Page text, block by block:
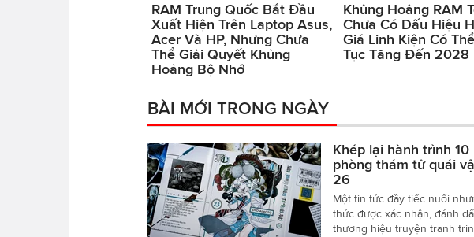
RAM Trung Quốc Bắt Đầu
Xuất Hiện Trên Laptop Asus,
Acer Và HP, Nhưng Chưa
Thể Giải Quyết Khủng
Hoảng Bộ Nhớ
Khủng Hoảng RAM
Chưa Có Dấu Hiệu
Giá Linh Kiện Có
Tục Tăng Đến 2028
BÀI MỚI TRONG NGÀY
Khép lại hành trình
phòng thám tử quái
26
Một tin tức đầy tiếc nuối
thức được xác nhận, đánh
thương hiệu truyện tranh